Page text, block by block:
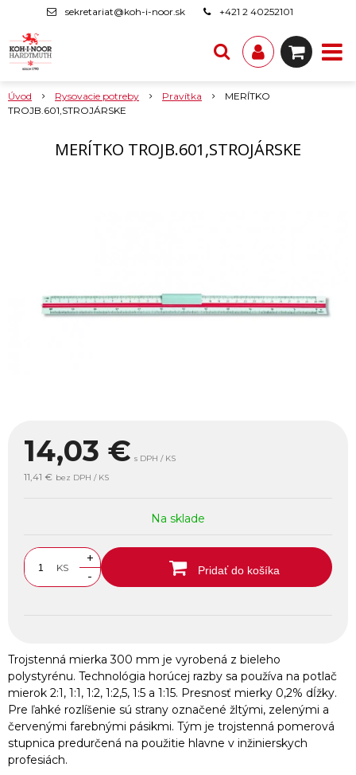
sekretariat@koh-i-noor.sk +421 2 40252101
Úvod Rysovacie potreby Pravítka
MERÍTKO
TROJB.601,STROJÁRSKE
MERÍTKO TROJB.601,STROJÁRSKE
14,03 € s DPH / KS
11,41 € bez DPH / KS
Na sklade
KS
+
-
Pridať do košíka
Trojstenná mierka 300 mm je vyrobená z bieleho
polystyrénu. Technológia horúcej razby sa používa na potlač
mierok 2:1, 1:1, 1:2, 1:2,5, 1:5 a 1:15. Presnosť mierky 0,2% dĺžky.
Pre ľahké rozlíšenie sú strany označené žltými, zelenými a
červenými farebnými pásikmi. Tým je trojstenná pomerová
stupnica predurčená na použitie hlavne v inžinierskych
profesiách.